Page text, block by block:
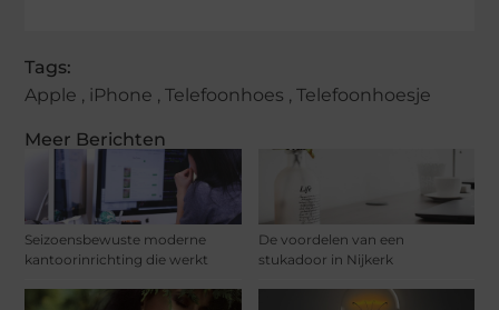
Meer Berichten
Seizoensbewuste moderne
kantoorinrichting die werkt
De voordelen van een
stukadoor in Nijkerk
Tags:
Apple , iPhone ,Telefoonhoes ,Telefoonhoesje